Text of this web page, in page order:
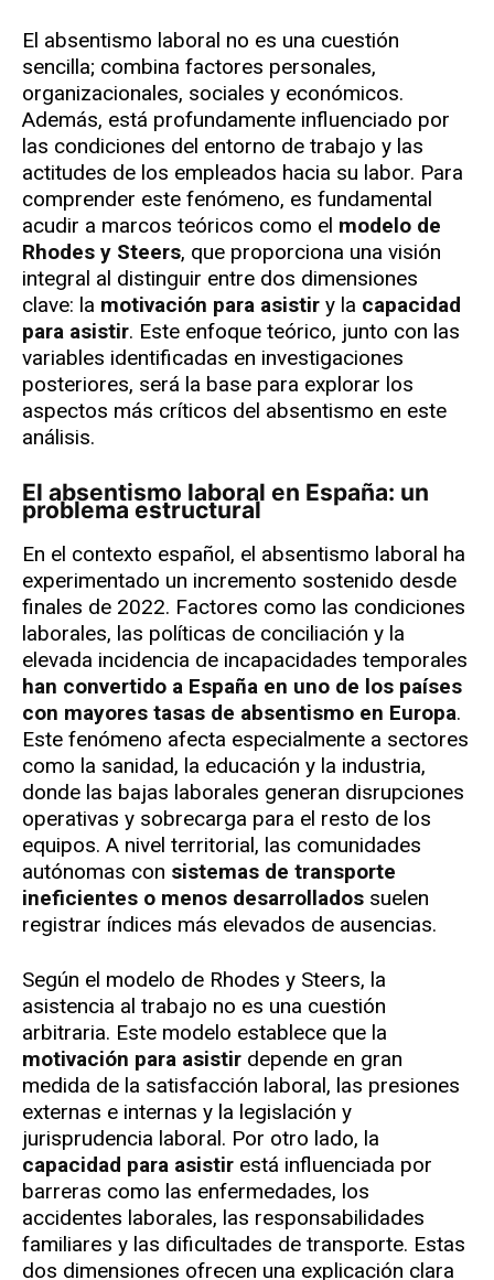
El absentismo laboral no es una cuestión
sencilla; combina factores personales,
organizacionales, sociales y económicos.
Además, está profundamente influenciado por
las condiciones del entorno de trabajo y las
actitudes de los empleados hacia su labor. Para
comprender este fenómeno, es fundamental
acudir a marcos teóricos como el modelo de
Rhodes y Steers, que proporciona una visión
integral al distinguir entre dos dimensiones
clave: la motivación para asistir y la capacidad
para asistir. Este enfoque teórico, junto con las
variables identificadas en investigaciones
posteriores, será la base para explorar los
aspectos más críticos del absentismo en este
análisis.
El absentismo laboral en España: un
problema estructural
En el contexto español, el absentismo laboral ha
experimentado un incremento sostenido desde
finales de 2022. Factores como las condiciones
laborales, las políticas de conciliación y la
elevada incidencia de incapacidades temporales
han convertido a España en uno de los países
con mayores tasas de absentismo en Europa.
Este fenómeno afecta especialmente a sectores
como la sanidad, la educación y la industria,
donde las bajas laborales generan disrupciones
operativas y sobrecarga para el resto de los
equipos. A nivel territorial, las comunidades
autónomas con sistemas de transporte
ineficientes o menos desarrollados suelen
registrar índices más elevados de ausencias.
Según el modelo de Rhodes y Steers, la
asistencia al trabajo no es una cuestión
arbitraria. Este modelo establece que la
motivación para asistir depende en gran
medida de la satisfacción laboral, las presiones
externas e internas y la legislación y
jurisprudencia laboral. Por otro lado, la
capacidad para asistir está influenciada por
barreras como las enfermedades, los
accidentes laborales, las responsabilidades
familiares y las dificultades de transporte. Estas
dos dimensiones ofrecen una explicación clara